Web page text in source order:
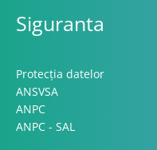
Siguranta
Protecția datelor
ANSVSA
ANPC
ANPC - SAL